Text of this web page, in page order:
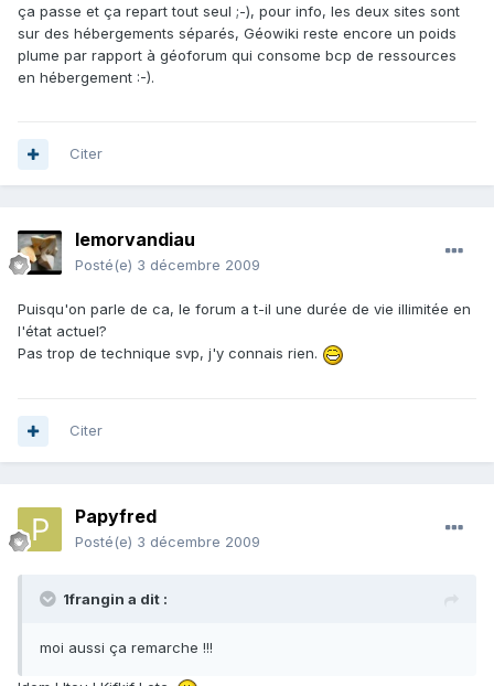
ça passe et ça repart tout seul ;-), pour info, les deux sites sont
sur des hébergements séparés, Géowiki reste encore un poids
plume par rapport à géoforum qui consome bcp de ressources
en hébergement :-).
Citer
lemorvandiau
Posté(e) 3 décembre 2009
Puisqu'on parle de ca, le forum a t-il une durée de vie illimitée en
l'état actuel?
Pas trop de technique svp, j'y connais rien.
Citer
Papyfred
Posté(e) 3 décembre 2009
1frangin a dit :
moi aussi ça remarche !!!